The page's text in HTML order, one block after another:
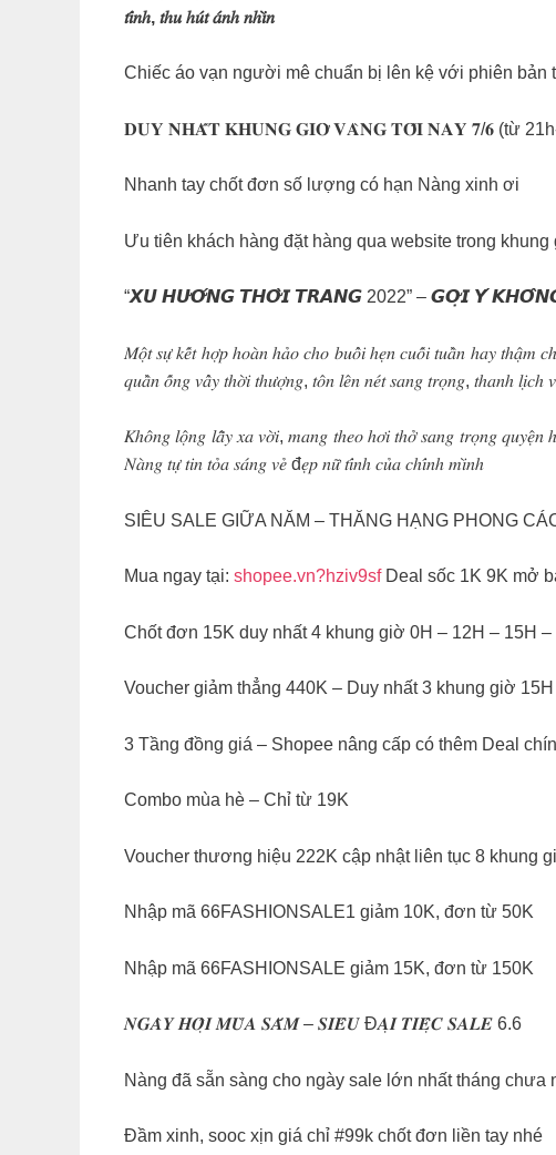
𝑡𝑖́𝑛ℎ, 𝑡ℎ𝑢 ℎ𝑢́𝑡 𝑎́𝑛ℎ 𝑛ℎ𝑖̀𝑛
Chiếc áo vạn người mê chuẩn bị lên kệ với phiên bản
𝐃𝐔𝐘 𝐍𝐇𝐀̂́𝐓 𝐊𝐇𝐔𝐍𝐆 𝐆𝐈𝐎̛̀ 𝐕𝐀̀𝐍𝐆 𝐓𝐎̂́𝐈 𝐍𝐀𝐘 𝟕/𝟔 (từ 21h-
Nhanh tay chốt đơn số lượng có hạn Nàng xinh ơi
Ưu tiên khách hàng đặt hàng qua website trong
“𝙓𝙐 𝙃𝙐̛𝙊̛́𝙉𝙂 𝙏𝙃𝙊̛̀𝙄 𝙏𝙍𝘼𝙉𝙂 2022” – 𝙂𝙊̛̣𝙄 𝙔́
𝑀𝑜̣̂𝑡 𝑠𝑢̛̣ 𝑘𝑒̂́𝑡 ℎ𝑜̛̣𝑝 ℎ𝑜𝑎̀𝑛 ℎ𝑎̉𝑜 𝑐ℎ𝑜 𝑏𝑢𝑜̂̉𝑖 ℎ𝑒̣𝑛 𝑐𝑢𝑜̂́𝑖 𝑡𝑢𝑎̂̀𝑛 ℎ𝑎𝑦 𝑡ℎ𝑎̣̂𝑚
𝑞𝑢𝑎̂̀𝑛 𝑜̂́𝑛𝑔 𝑣𝑎̂̉𝑦 𝑡ℎ𝑜̛̀𝑖 𝑡ℎ𝑢̛𝑜̛̣𝑛𝑔, 𝑡𝑜̂𝑛 𝑙𝑒̂𝑛 𝑛𝑒́𝑡 𝑠𝑎𝑛𝑔 𝑡𝑟𝑜̣𝑛𝑔, 𝑡ℎ𝑎𝑛ℎ
𝐾ℎ𝑜̂𝑛𝑔 𝑙𝑜̣̂𝑛𝑔 𝑙𝑎̂̃𝑦 𝑥𝑎 𝑣𝑜̛̀𝑖, 𝑚𝑎𝑛𝑔 𝑡ℎ𝑒𝑜 ℎ𝑜̛𝑖 𝑡ℎ𝑜̛̉ 𝑠𝑎𝑛𝑔 𝑡𝑟𝑜̣𝑛𝑔 𝑞𝑢𝑦𝑒̣̂𝑛
𝑁𝑎̀𝑛𝑔 𝑡𝑢̛̣ 𝑡𝑖𝑛 𝑡𝑜̉𝑎 𝑠𝑎́𝑛𝑔 𝑣𝑒̉ đ𝑒̣𝑝 𝑛𝑢̛̃ 𝑡𝑖́𝑛ℎ 𝑐𝑢̉𝑎 𝑐ℎ𝑖́𝑛ℎ 𝑚𝑖̀𝑛ℎ
SIÊU SALE GIỮA NĂM – THĂNG HẠNG PHONG
Mua ngay tại: shopee.vn?hziv9sfDeal sốc 1K 9K mở
Chốt đơn 15K duy nhất 4 khung giờ 0H – 12H – 15H –
Voucher giảm thẳng 440K – Duy nhất 3 khung giờ
3 Tầng đồng giá – Shopee nâng cấp có thêm Deal
Combo mùa hè – Chỉ từ 19K
Voucher thương hiệu 222K cập nhật liên tục 8 khung
Nhập mã 66FASHIONSALE1 giảm 10K, đơn từ 50K
Nhập mã 66FASHIONSALE giảm 15K, đơn từ 150K
𝑵𝑮𝑨̀𝒀 𝑯𝑶̣̂𝑰 𝑴𝑼̀𝑨 𝑺𝑨̆́𝑴 – 𝑺𝑰𝑬̂𝑼 Đ𝑨̣𝑰 𝑻𝑰𝑬̣̂𝑪 𝑺𝑨𝑳𝑬 6.6
Nàng đã sẵn sàng cho ngày sale lớn nhất tháng chưa
Đầm xinh, sooc xịn giá chỉ #99k chốt đơn liền tay nhé